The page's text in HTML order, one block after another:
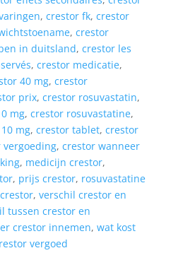
, crestor fk, crestor
, crestor
in duitsland, crestor les
, crestor medicatie,
40 mg, crestor
prix, crestor rosuvastatin,
mg, crestor rosuvastatine,
mg, crestor tablet, crestor
vergoeding, crestor wanneer
, medicijn crestor,
, prijs crestor, rosuvastatine
, verschil crestor en
tussen crestor en
crestor innemen, wat kost
vergoed